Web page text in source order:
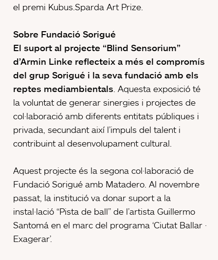
el premi Kubus.Sparda Art Prize.
Sobre Fundació Sorigué
El suport al projecte “Blind Sensorium”
d’Armin Linke reflecteix a més el compromís
del grup Sorigué i la seva fundació amb els
reptes mediambientals . Aquesta exposició té
la voluntat de generar sinergies i projectes de
col·laboració amb diferents entitats públiques i
privada, secundant així l’impuls del talent i
contribuint al desenvolupament cultural.
Aquest projecte és la segona col·laboració de
Fundació Sorigué amb Matadero. Al novembre
passat, la institució va donar suport a la
instal·lació “Pista de ball” de l’artista Guillermo
Santomá en el marc del programa ‘Ciutat Ballar ·
Exagerar’.